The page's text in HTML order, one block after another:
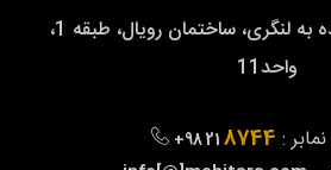
تهران، اقدسیه، نرسیده به لنگری، ساختمان رویال، طبقه 1،
واحد11
:
+98 218744